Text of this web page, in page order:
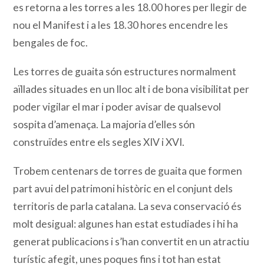
es retorna a les torres a les 18.00 hores per llegir de
nou el Manifest i a les 18.30 hores encendre les
bengales de foc.
Les torres de guaita són estructures normalment
aïllades situades en un lloc alt i de bona visibilitat per
poder vigilar el mar i poder avisar de qualsevol
sospita d’amenaça. La majoria d’elles són
construïdes entre els segles XIV i XVI.
Trobem centenars de torres de guaita que formen
part avui del patrimoni històric en el conjunt dels
territoris de parla catalana. La seva conservació és
molt desigual: algunes han estat estudiades i hi ha
generat publicacions i s’han convertit en un atractiu
turístic afegit, unes poques fins i tot han estat